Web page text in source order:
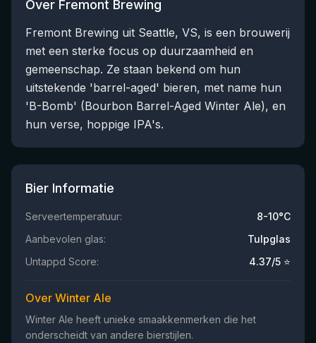
Over Fremont Brewing
Fremont Brewing uit Seattle, VS, is een brouwerij
met een sterke focus op duurzaamheid en
gemeenschap. Ze staan bekend om hun
uitstekende 'barrel-aged' bieren, met name hun
'B-Bomb' (Bourbon Barrel-Aged Winter Ale), en
hun verse, hoppige IPA's.
Bier Informatie
Serveertemperatuur:
8-10°C
Aanbevolen glas:
Tulpglas
Untappd Score:
4.37/5 ⭐
Over Winter Ale
Winter Ale heeft unieke smaakkenmerken die het
onderscheidt van andere bierstijlen.